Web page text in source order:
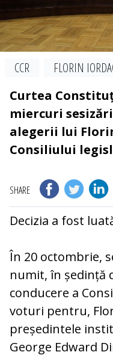
CCR FLORIN
Curtea
miercuri
alegerii lui
Consiliului
SHARE
Decizia a fost
În 20 octombrie,
numit, în ședință
conducere a
voturi pentru,
președintele
George Edward